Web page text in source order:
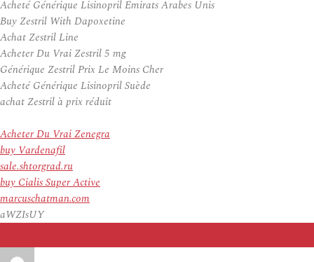
Acheté Générique Lisinopril Émirats Arabes Unis
Buy Zestril With Dapoxetine
Achat Zestril Line
Acheter Du Vrai Zestril 5 mg
Générique Zestril Prix Le Moins Cher
Acheté Générique Lisinopril Suède
achat Zestril à prix réduit
Acheter Du Vrai Zenegra
buy Vardenafil
sale.shtorgrad.ru
buy Cialis Super Active
marcuschatman.com
aWZIsUY